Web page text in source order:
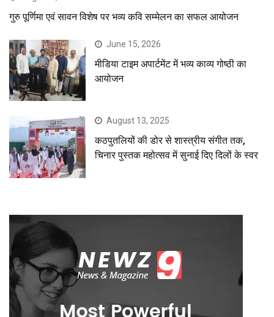
गुरु पूर्णिमा एवं सावन विशेष पर भव्य कवि सम्मेलन का सफल आयोजन
June 15, 2026
मीडिया टाइम अपार्टमेंट में भव्य काव्य गोष्ठी का
आयोजन
August 13, 2025
कठपुतलियों की डोर से शास्त्रीय संगीत तक,
चिनार पुस्तक महोत्सव में सुनाई दिए दिलों के स्वर